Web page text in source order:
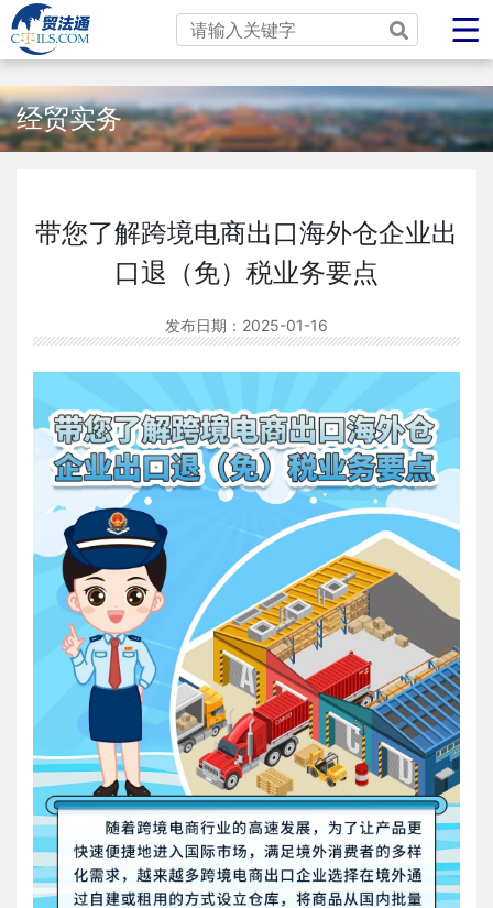
经贸实务
带您了解跨境电商出口海外仓企业出
口退（免）税业务要点
发布日期： 2025-01-16